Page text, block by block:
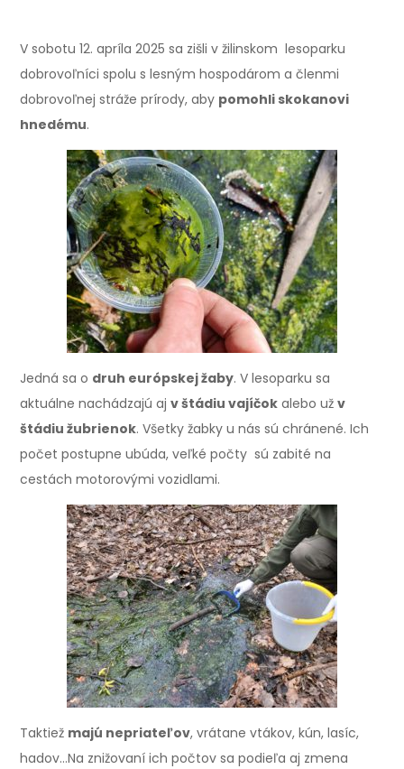
V sobotu 12. apríla 2025 sa zišli v žilinskom lesoparku
dobrovoľníci spolu s lesným hospodárom a členmi
dobrovoľnej stráže prírody, aby pomohli skokanovi
hnedému.
Jedná sa o druh európskej žaby. V lesoparku sa
aktuálne nachádzajú ajv štádiu vajíčok alebo užv
štádiu žubrienok. Všetky žabky u nás sú chránené. Ich
počet postupne ubúda, veľké počty sú zabité na
cestách motorovými vozidlami.
Taktiež majú nepriateľov, vrátane vtákov, kún, lasíc,
hadov…Na znižovaní ich počtov sa podieľa aj zmena